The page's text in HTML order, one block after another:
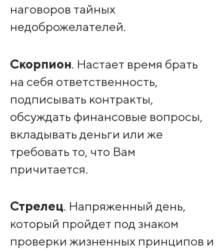
наговоров тайных
недоброжелателей.
Скорпион. Настает время брать
на себя ответственность,
подписывать контракты,
обсуждать финансовые вопросы,
вкладывать деньги или же
требовать то, что Вам
причитается.
Стрелец. Напряженный день,
который пройдет под знаком
проверки жизненных принципов и